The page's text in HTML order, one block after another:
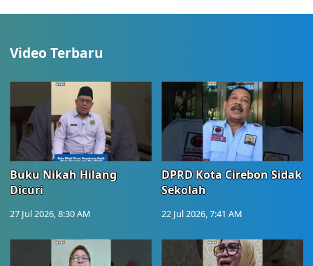
Video Terbaru
Buku Nikah Hilang
Dicuri
27 Jul 2026, 8:30 AM
DPRD Kota Cirebon Sidak
Sekolah
22 Jul 2026, 7:41 AM